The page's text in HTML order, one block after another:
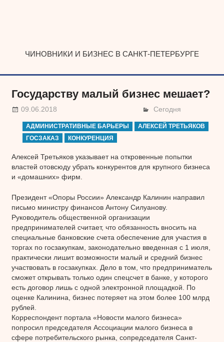
ЧИНОВНИКИ И БИЗНЕС В САНКТ-ПЕТЕРБУРГЕ
Государству малый бизнес мешает?
09.06.2018 Сегодня
АДМИНИСТРАТИВНЫЕ БАРЬЕРЫ
АЛЕКСЕЙ ТРЕТЬЯКОВ
ГОСЗАКАЗ
КОНКУРЕНЦИЯ
Алексей Третьяков указывает на откровенные попытки
властей отовсюду убрать конкурентов для крупного бизнеса
и «домашних» фирм.
Президент «Опоры России» Александр Калинин направил
письмо министру финансов Антону Силуанову.
Руководитель общественной организации
предпринимателей считает, что обязанность вносить на
специальные банковские счета обеспечение для участия в
торгах по госзакупкам, законодательно введенная с 1 июля,
практически лишит возможности малый и средний бизнес
участвовать в госзакупках. Дело в том, что предприниматель
сможет открывать только один спецсчет в банке, у которого
есть договор лишь с одной электронной площадкой. По
оценке Калинина, бизнес потеряет на этом более 100 млрд
рублей.
Корреспондент портала «Новости малого бизнеса»
попросил председателя Ассоциации малого бизнеса в
сфере потребительского рынка, сопредседателя Санкт-